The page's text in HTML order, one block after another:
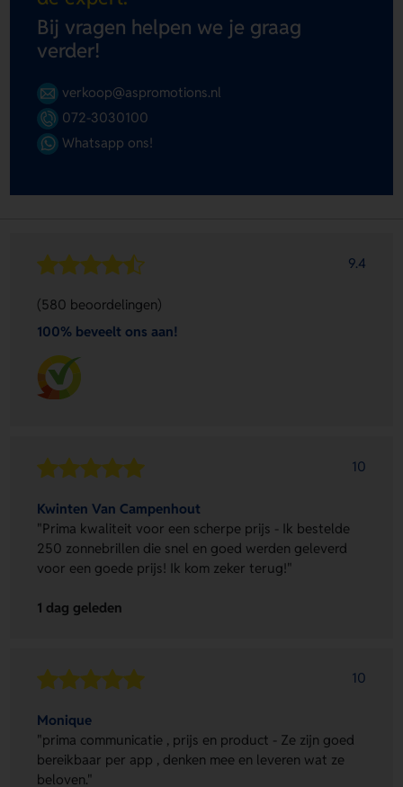
Bij vragen helpen we je graag
verder!
verkoop@aspromotions.nl
072-3030100
Whatsapp ons!
9.4
(580 beoordelingen)
100% beveelt ons aan!
10
Kwinten Van Campenhout
"Prima kwaliteit voor een scherpe prijs - Ik bestelde
250 zonnebrillen die snel en goed werden geleverd
voor een goede prijs! Ik kom zeker terug!"
1 dag geleden
10
Monique
"prima communicatie , prijs en product - Ze zijn goed
bereikbaar per app , denken mee en leveren wat ze
beloven."